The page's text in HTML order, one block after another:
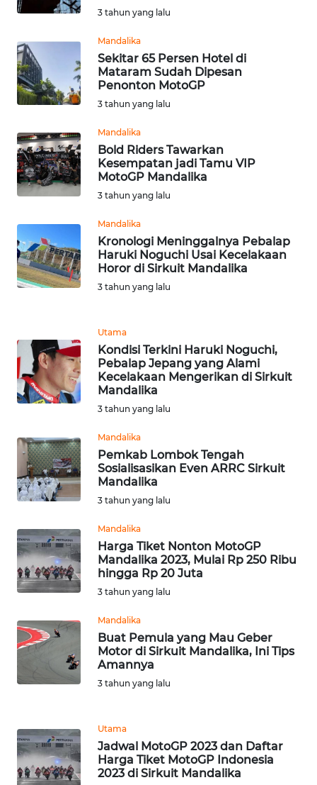
3 tahun yang lalu
Mandalika
Sekitar 65 Persen Hotel di
Mataram Sudah Dipesan
Penonton MotoGP
3 tahun yang lalu
Mandalika
Bold Riders Tawarkan
Kesempatan jadi Tamu VIP
MotoGP Mandalika
3 tahun yang lalu
Mandalika
Kronologi Meninggalnya Pebalap
Haruki Noguchi Usai Kecelakaan
Horor di Sirkuit Mandalika
3 tahun yang lalu
Utama
Kondisi Terkini Haruki Noguchi,
Pebalap Jepang yang Alami
Kecelakaan Mengerikan di Sirkuit
Mandalika
3 tahun yang lalu
Mandalika
Pemkab Lombok Tengah
Sosialisasikan Even ARRC Sirkuit
Mandalika
3 tahun yang lalu
Mandalika
Harga Tiket Nonton MotoGP
Mandalika 2023, Mulai Rp 250 Ribu
hingga Rp 20 Juta
3 tahun yang lalu
Mandalika
Buat Pemula yang Mau Geber
Motor di Sirkuit Mandalika, Ini Tips
Amannya
3 tahun yang lalu
Utama
Jadwal MotoGP 2023 dan Daftar
Harga Tiket MotoGP Indonesia
2023 di Sirkuit Mandalika
KALTENG
WN
KALTARA
WN
KALSEL
WN
WN
SULSEL
WN
SULUT
WN
WN
MALUT
WN
DANAU
TOBA
WN
NIAS
WN
WN
TAPANULI
SELATAN